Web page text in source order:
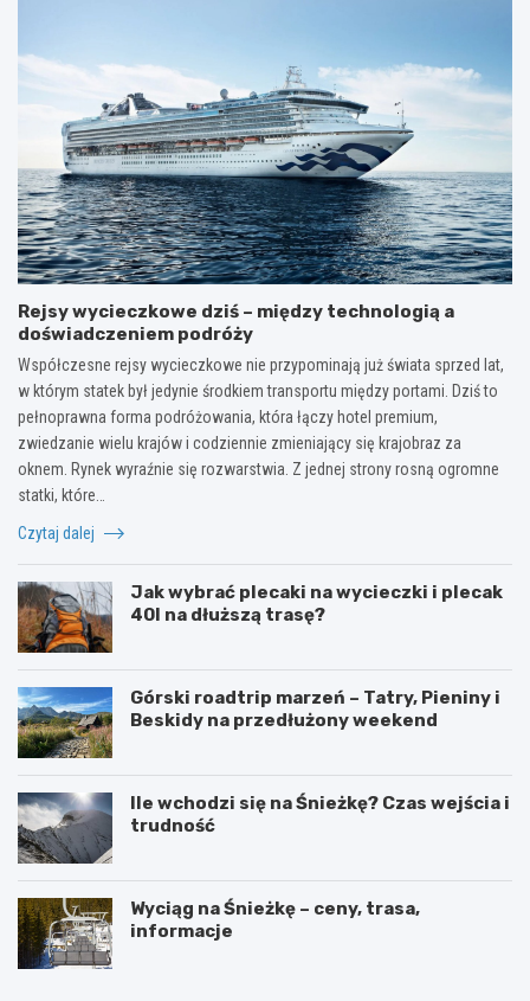
Rejsy wycieczkowe dziś – między technologią a
doświadczeniem podróży
Współczesne rejsy wycieczkowe nie przypominają już świata sprzed lat,
w którym statek był jedynie środkiem transportu między portami. Dziś to
pełnoprawna forma podróżowania, która łączy hotel premium,
zwiedzanie wielu krajów i codziennie zmieniający się krajobraz za
oknem. Rynek wyraźnie się rozwarstwia. Z jednej strony rosną ogromne
statki, które…
Czytaj dalej
Jak wybrać plecaki na wycieczki i plecak
40l na dłuższą trasę?
Górski roadtrip marzeń – Tatry, Pieniny i
Beskidy na przedłużony weekend
Ile wchodzi się na Śnieżkę? Czas wejścia i
trudność
Wyciąg na Śnieżkę – ceny, trasa,
informacje
W
O